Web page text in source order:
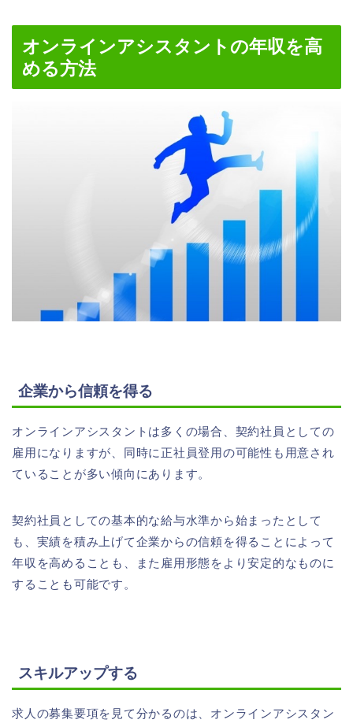
オンラインアシスタントの年収を高
める方法
企業から信頼を得る
オンラインアシスタントは多くの場合、契約社員としての
雇用になりますが、同時に正社員登用の可能性も用意され
ていることが多い傾向にあります。
契約社員としての基本的な給与水準から始まったとして
も、実績を積み上げて企業からの信頼を得ることによって
年収を高めることも、また雇用形態をより安定的なものに
することも可能です。
スキルアップする
求人の募集要項を見て分かるのは、オンラインアシスタン